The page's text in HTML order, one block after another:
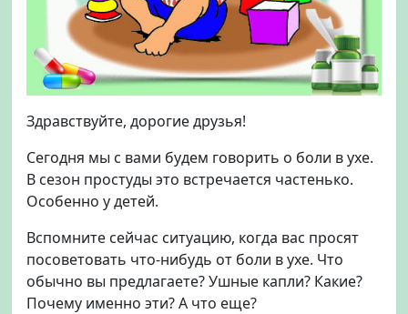
ч
м
у
б
л
т
у
х
?
П
е
р
Здравствуйте, дорогие друзья!
Сегодня мы с вами будем говорить о боли в ухе.
В сезон простуды это встречается частенько.
Особенно у детей.
Вспомните сейчас ситуацию, когда вас просят
посоветовать что-нибудь от боли в ухе. Что
обычно вы предлагаете? Ушные капли? Какие?
Почему именно эти? А что еще?